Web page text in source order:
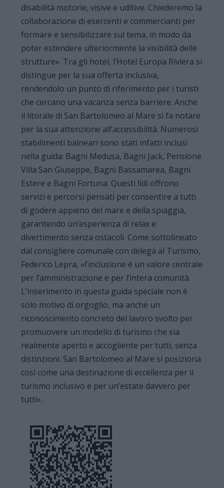
disabilità motorie, visive e uditive. Chiederemo la
collaborazione di esercenti e commercianti per
formare e sensibilizzare sul tema, in modo da
poter estendere ulteriormente la visibilità delle
strutture». Tra gli hotel, l’Hotel Europa Riviera si
distingue per la sua offerta inclusiva,
rendendolo un punto di riferimento per i turisti
che cercano una vacanza senza barriere. Anche
il litorale di San Bartolomeo al Mare si fa notare
per la sua attenzione all’accessibilità. Numerosi
stabilimenti balneari sono stati infatti inclusi
nella guida: Bagni Medusa, Bagni Jack, Pensione
Villa San Giuseppe, Bagni Bassamarea, Bagni
Estere e Bagni Fortuna. Questi lidi offrono
servizi e percorsi pensati per consentire a tutti
di godere appieno del mare e della spiaggia,
garantendo un’esperienza di relax e
divertimento senza ostacoli. Come sottolineato
dal consigliere comunale con delega al Turismo,
Federico Lepra, «l’inclusione è un valore centrale
per l’amministrazione e per l’intera comunità.
L’inserimento in questa guida speciale non è
solo motivo di orgoglio, ma anche un
riconoscimento concreto del lavoro svolto per
promuovere un modello di turismo che sia
realmente aperto e accogliente per tutti, senza
distinzioni. San Bartolomeo al Mare si posiziona
così come una destinazione di eccellenza per il
turismo inclusivo e per un’estate davvero per
tutti».